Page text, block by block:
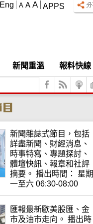
APPS
A A A
Eng
新聞重溫
報料快線
新聞雜誌式節目，包括
詳盡新聞、財經消息、
時事特寫、專題探討、
體壇快訊、報章和社評
摘要。 播出時間： 星期
一至六 06:30-08:00
匯報最新歐美股匯、金
市及油市走向。 播出時